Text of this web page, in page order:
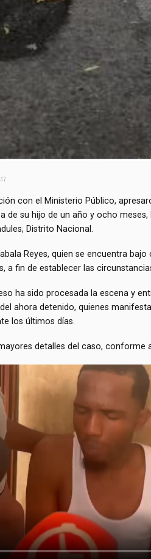
con el Ministerio Público,
de su hijo de un año y ocho
Distrito Nacional.
Reyes, quien se encuentra
a fin de establecer las
ha sido procesada la escena y
ahora detenido, quienes
los últimos días.
detalles del caso, conforme